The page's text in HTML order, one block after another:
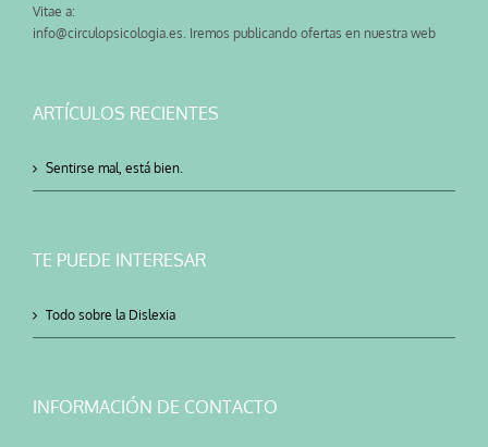
Vitae a:
info@circulopsicologia.es. Iremos publicando ofertas en nuestra web
ARTÍCULOS RECIENTES
Sentirse mal, está bien.
TE PUEDE INTERESAR
Todo sobre la Dislexia
INFORMACIÓN DE CONTACTO